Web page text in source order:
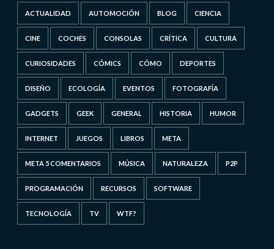
ACTUALIDAD AUTOMOCIÓN BLOG CIENCIA
CINE COCHES CONSOLAS CRÍTICA CULTURA
CURIOSIDADES CÓMICS CÓMO DEPORTES
DISEÑO ECOLOGÍA EVENTOS FOTOGRAFÍA
GADGETS GEEK GENERAL HISTORIA HUMOR
INTERNET JUEGOS LIBROS META
META 5 COMENTARIOS MÚSICA NATURALEZA P2P
PROGRAMACIÓN RECURSOS SOFTWARE
TECNOLOGÍA TV WTF?